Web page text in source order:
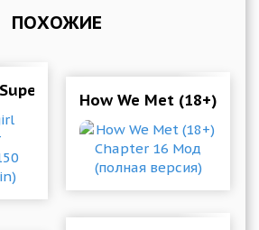
ПОХОЖИЕ
Multiplayer 150 Mod
How We Met (18+)